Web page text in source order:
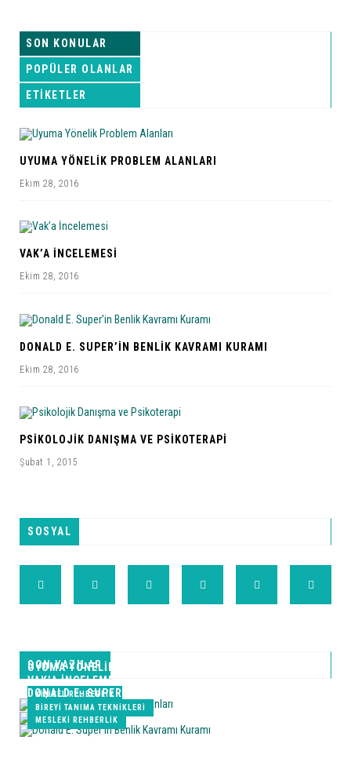
SON KONULAR
POPÜLER OLANLAR
ETIKETLER
UYUMA YÖNELIK PROBLEM ALANLARI
Ekim 28, 2016
VAK’A İNCELEMESI
Ekim 28, 2016
DONALD E. SUPER’IN BENLIK KAVRAMI KURAMI
Ekim 28, 2016
PSIKOLOJIK DANIŞMA VE PSIKOTERAPI
Şubat 1, 2015
SOSYAL
SON YAZILAR
UYUMA YÖNELIK PROBLEM ALANLARI
KIŞISEL REHBERLIK
VAK’A İNCELEMESI
BIREYI TANIMA TEKNIKLERI
DONALD E. SUPER’IN BENLIK KAVRAMI KURAMI
MESLEKI REHBERLIK